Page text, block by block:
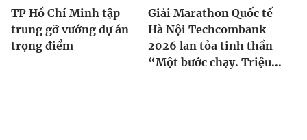
TP Hồ Chí Minh tập
trung gỡ vướng dự án
trọng điểm
Giải Marathon Quốc tế
Hà Nội Techcombank
2026 lan tỏa tinh thần
“Một bước chạy. Triệu...